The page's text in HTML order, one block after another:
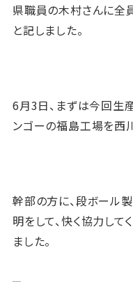
県職員の木村さんに全
と記しました。
6月3日、まずは今回生
ンゴーの福島工場を西
幹部の方に、段ボール
明をして、快く協力し
ました。